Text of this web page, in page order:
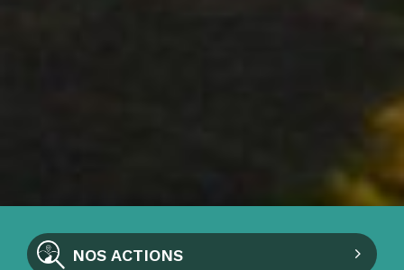
NOS ACTIONS